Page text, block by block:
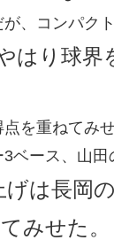
、コンパク
はり球界
を重ねてみ
ベース、山田
は長岡
みせた。